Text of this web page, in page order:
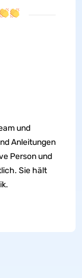
und
Anleitungen
Person und
Sie hält